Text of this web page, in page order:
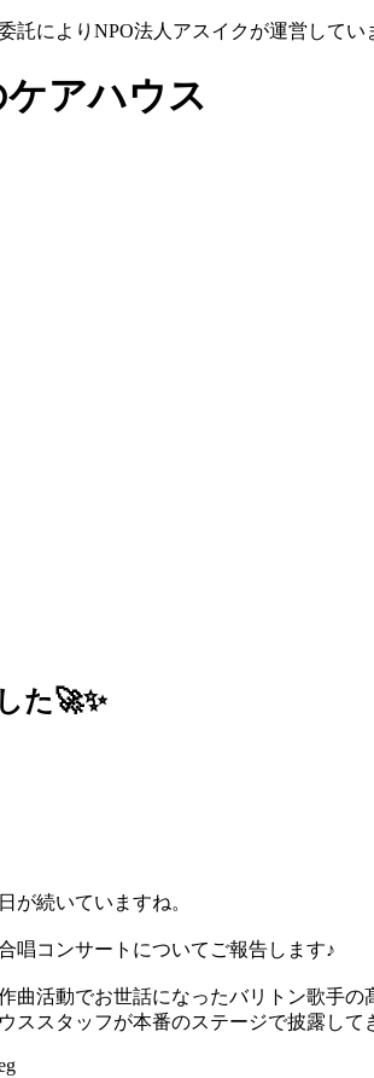
によりNPO法人アスイクが運営してい
た🚀✨
が続いていますね。
唱コンサートについてご報告します♪
曲活動でお世話になったバリトン歌手
ススタッフが本番のステージで披露して